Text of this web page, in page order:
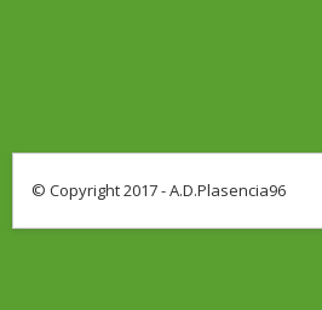
© Copyright 2017 - A.D.Plasencia96